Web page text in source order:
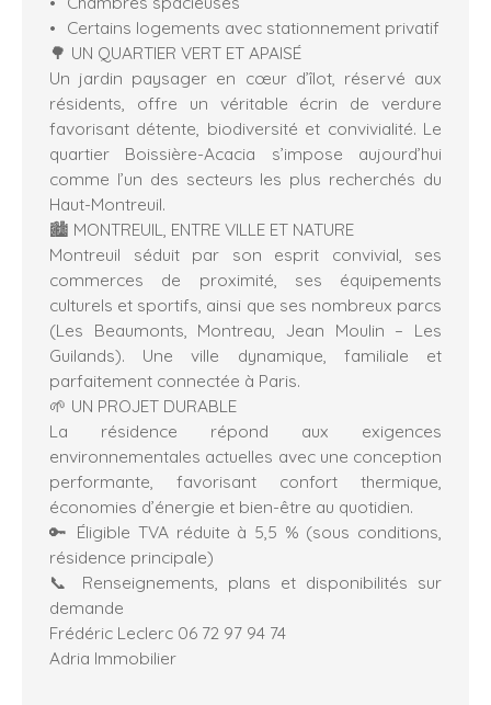
Certains logements avec stationnement privatif
🌳 UN QUARTIER VERT ET APAISÉ
Un jardin paysager en cœur d’îlot, réservé aux
résidents, offre un véritable écrin de verdure
favorisant détente, biodiversité et convivialité. Le
quartier Boissière-Acacia s’impose aujourd’hui
comme l’un des secteurs les plus recherchés du
Haut-Montreuil.
🏙️ MONTREUIL, ENTRE VILLE ET NATURE
Montreuil séduit par son esprit convivial, ses
commerces de proximité, ses équipements
culturels et sportifs, ainsi que ses nombreux parcs
(Les Beaumonts, Montreau, Jean Moulin – Les
Guilands). Une ville dynamique, familiale et
parfaitement connectée à Paris.
🌱 UN PROJET DURABLE
La résidence répond aux exigences
environnementales actuelles avec une conception
performante, favorisant confort thermique,
économies d’énergie et bien-être au quotidien.
🔑 Éligible TVA réduite à 5,5 % (sous conditions,
résidence principale)
📞 Renseignements, plans et disponibilités sur
demande
Frédéric Leclerc 06 72 97 94 74
Adria Immobilier